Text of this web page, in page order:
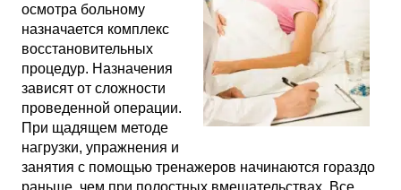
осмотра больному
назначается комплекс
восстановительных
процедур. Назначения
зависят от сложности
проведенной операции.
При щадящем методе
нагрузки, упражнения и
занятия с помощью тренажеров начинаются гораздо
раньше, чем при полостных вмешательствах. Все